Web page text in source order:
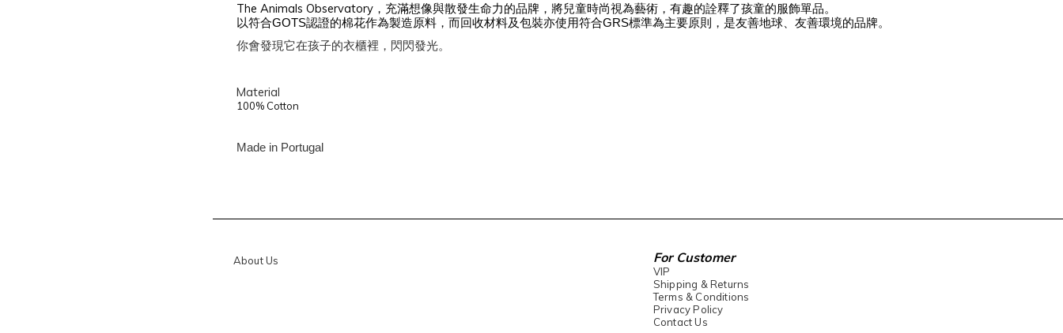
The Animals Observatory，充滿想像與散發生命力的品牌，將兒童時尚視為藝術，有趣的詮釋了孩童的服飾單品。
以符合GOTS認證的棉花作為製造原料，而回收材料及包裝亦使用符合GRS標準為主要原則，是友善地球、友善環境的品牌。
你會發現它在孩子的衣櫃裡，閃閃發光。
Material
100% Cotton
Made in Portugal
About Us For Customer
VIP
Shipping & Returns
Terms & Conditions
Privacy Policy
Contact Us